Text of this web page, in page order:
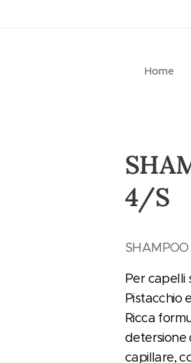
Home
4/S
Per capelli
Pistacchio
Ricca
detersione
capillare,